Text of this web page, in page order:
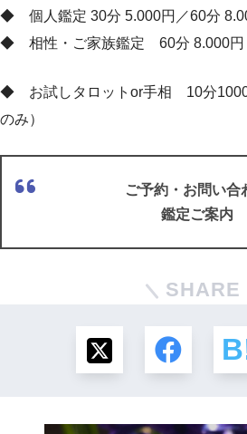
◆ 個人鑑定 30分 5.000円／60分
◆ 相性・ご家族鑑定 60分 8.000円
◆ お試しタロットor手相 10分1000
のみ）
ご予約・お問い
鑑定ご案内
SHARE